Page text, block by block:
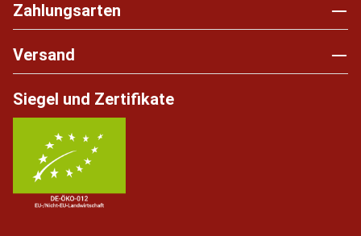
Zahlungsarten
Versand
Siegel und Zertifikate